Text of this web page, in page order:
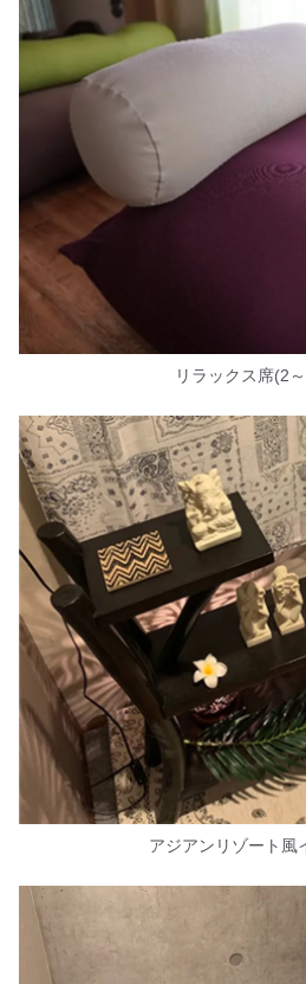
リラックス席(2
アジアンリゾート風